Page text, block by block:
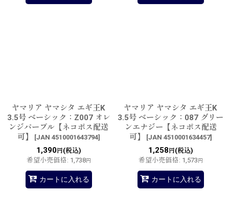
ヤマリア ヤマシタ エギ王K
3.5号 ベーシック：Z007 オレ
ンジパープル【ネコポス配送
可】
[JAN 4510001643794]
1,390円(税込)
希望小売価格: 1,738円
カートに入れる
ヤマリア ヤマシタ エギ王K
3.5号 ベーシック：087 グリー
ンエナジー【ネコポス配送
可】
[JAN 4510001634457]
1,258 円(税込)
希望小売価格: 1,573 円
カートに入れる